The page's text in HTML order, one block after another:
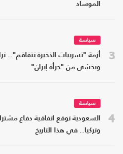
الموساد
3
سياسة
أزمة "تسريبات الذخيرة تتفاقم"..
ويخشى من "جرأة إيران"
4
سياسة
السعودية توقع اتفاقية دفاع
وتركيا.. في هذا التاريخ